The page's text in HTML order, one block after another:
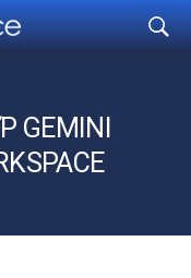
GEMINI